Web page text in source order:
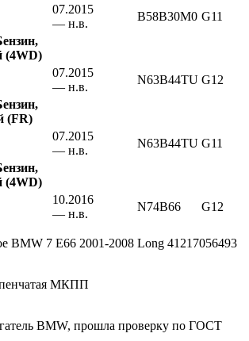
07.2015
— н.в.
B58B30M0 G11
07.2015
— н.в.
N63B44TU G12
(FR)
07.2015
— н.в.
N63B44TU G11
10.2016
— н.в.
N74B66 G12
BMW 7 E66 2001-2008 Long 41217056493
МКПП
BMW, прошла проверку по ГОСТ